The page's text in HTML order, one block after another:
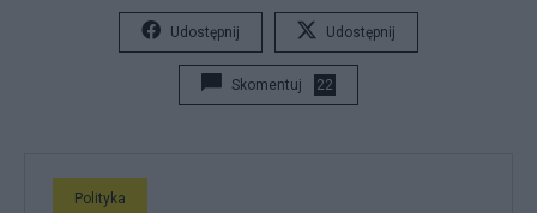
Udostępnij Udostępnij
Skomentuj 22
Polityka